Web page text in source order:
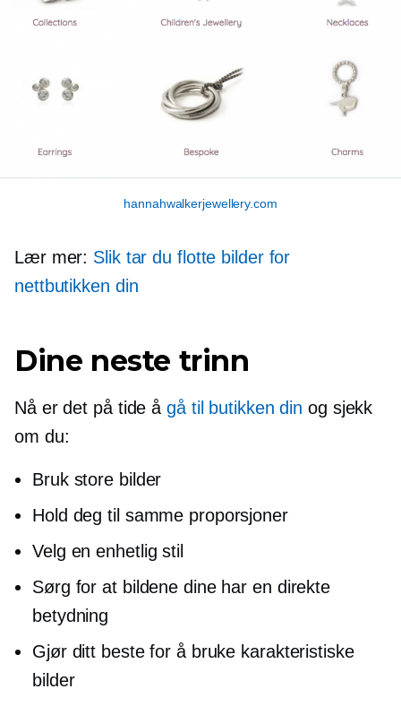
hannahwalkerjewellery.com
Lær mer: Slik tar du flotte bilder for
nettbutikken din
Dine neste trinn
Nå er det på tide å gå til butikken din og sjekk
om du:
Bruk store bilder
Hold deg til samme proporsjoner
Velg en enhetlig stil
Sørg for at bildene dine har en direkte
betydning
Gjør ditt beste for å bruke karakteristiske
bilder